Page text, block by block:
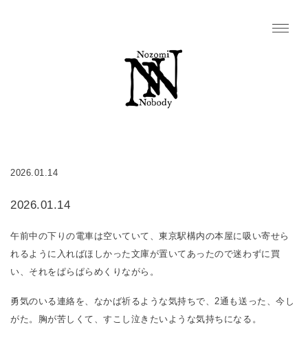
2026.01.14
2026.01.14
午前中の下りの電車は空いていて、東京駅構内の本屋に吸い寄せら
れるように入ればほしかった文庫が置いてあったので迷わずに買
い、それをぱらぱらめくりながら。
勇気のいる連絡を、なかば祈るような気持ちで、2通も送った、今し
がた。胸が苦しくて、すこし泣きたいような気持ちになる。